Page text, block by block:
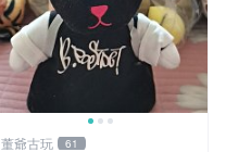
董爺古玩 61